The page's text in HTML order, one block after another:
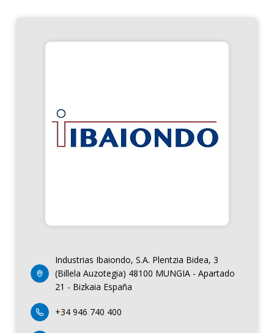
Industrias Ibaiondo, S.A. Plentzia Bidea, 3
(Billela Auzotegia) 48100 MUNGIA - Apartado
21 - Bizkaia España
+34 946 740 400